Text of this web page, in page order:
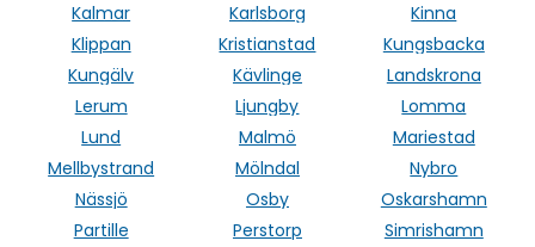
Kalmar
Karlsborg
Kinna
Klippan
Kristianstad
Kungsbacka
Kungälv
Kävlinge
Landskrona
Lerum
Ljungby
Lomma
Lund
Malmö
Mariestad
Mellbystrand
Mölndal
Nybro
Nässjö
Osby
Oskarshamn
Partille
Perstorp
Simrishamn